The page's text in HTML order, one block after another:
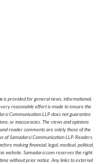
is provided for general news, informational,
reasonable effort is made to ensure the
Communication LLP does not guarantee
or inaccuracies. The views and opinions
reader comments are solely those of the
of Samadarsi Communication LLP. Readers
making financial, legal, medical, political,
website. Samadarsi.com reserves the right
without prior notice. Any links to external